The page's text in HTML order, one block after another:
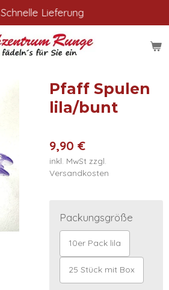
Schnelle Lieferung
Pfaff Spulen
lila/bunt
9,90 €
inkl. MwSt zzgl.
Versandkosten
Packungsgröße
10er Pack lila
25 Stück mit Box